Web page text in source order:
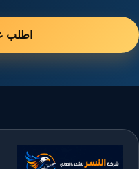
اطلب